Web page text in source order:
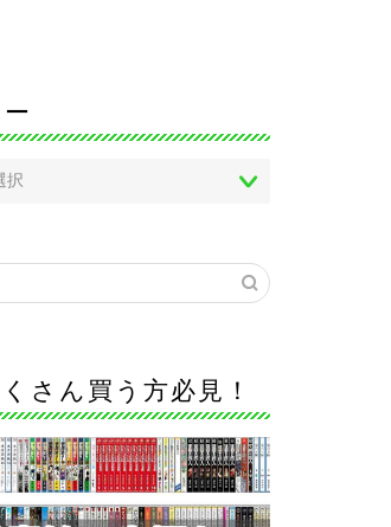
さん買う方必見！